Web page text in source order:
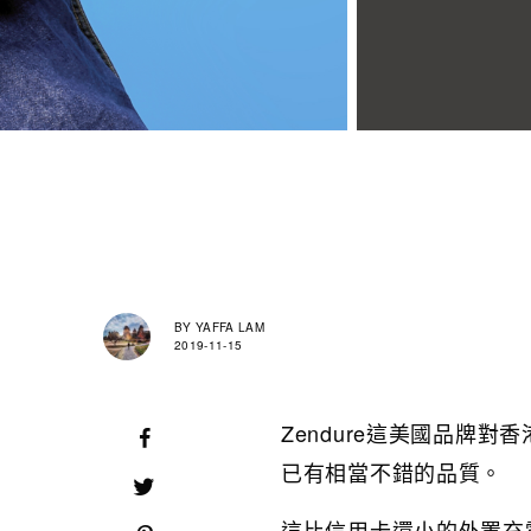
BY YAFFA LAM
2019-11-15
Zendure這美國品牌對香
已有相當不錯的品質。